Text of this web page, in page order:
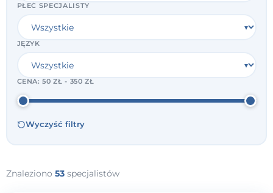
PŁEĆ SPECJALISTY
JĘZYK
CENA:50 ZŁ - 350 ZŁ
Wyczyść filtry
Znaleziono 53 specjalistów